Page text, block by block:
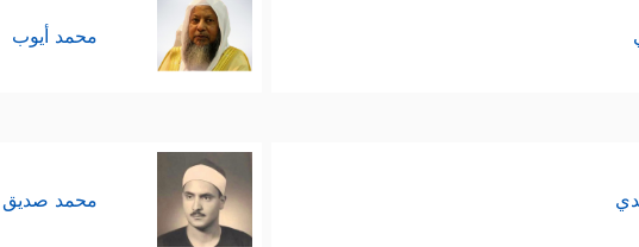
محمد أيوب
محمد صديق